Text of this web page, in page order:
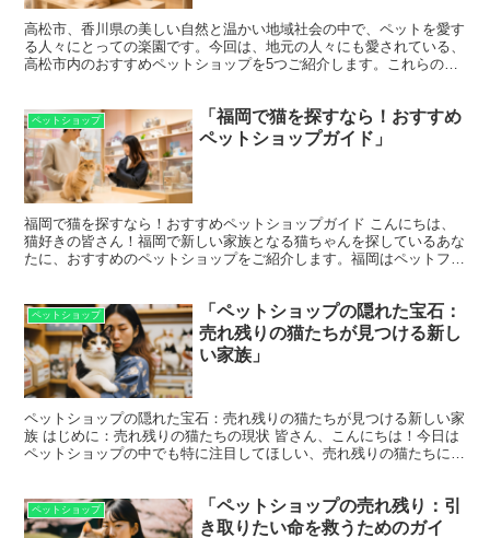
高松市、香川県の美しい自然と温かい地域社会の中で、ペットを愛す
る人々にとっての楽園です。今回は、地元の人々にも愛されている、
高松市内のおすすめペットショップを5つご紹介します。これらのシ
ペットショップ
「福岡で猫を探すなら！おすすめ
ペットショップガイド」
福岡で猫を探すなら！おすすめペットショップガイド こんにちは、
猫好きの皆さん！福岡で新しい家族となる猫ちゃんを探しているあな
たに、おすすめのペットショップをご紹介します。福岡はペットフレ
ペットショップ
「ペットショップの隠れた宝石：
売れ残りの猫たちが見つける新し
い家族」
ペットショップの隠れた宝石：売れ残りの猫たちが見つける新しい家
族 はじめに：売れ残りの猫たちの現状 皆さん、こんにちは！今日は
ペットショップの中でも特に注目してほしい、売れ残りの猫たちにス
ペットショップ
「ペットショップの売れ残り：引
き取りたい命を救うためのガイ